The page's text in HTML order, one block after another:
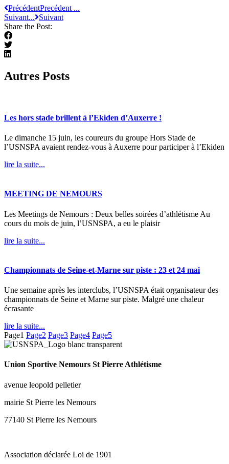
PrécédentPrecédent ...
Suivant... Suivant
Share the Post:
Autres Posts
Les hors stade brillent à l’Ekiden d’Auxerre !
Le dimanche 15 juin, les coureurs du groupe Hors Stade de
l’USNSPA avaient rendez-vous à Auxerre pour participer à l’Ekiden
lire la suite...
MEETING DE NEMOURS
Les Meetings de Nemours : Deux belles soirées d’athlétisme Au
cours du mois de juin, l’USNSPA, a eu le plaisir
lire la suite...
Championnats de Seine-et-Marne sur piste : 23 et 24 mai
Une semaine après les interclubs, l’USNSPA était organisateur des
championnats de Seine et Marne sur piste. Malgré une chaleur
écrasante
lire la suite...
Page1 Page2 Page3 Page4 Page5
Union Sportive Nemours St Pierre Athlétisme
avenue leopold pelletier
mairie St Pierre les Nemours
77140 St Pierre les Nemours
Association déclarée Loi de 1901